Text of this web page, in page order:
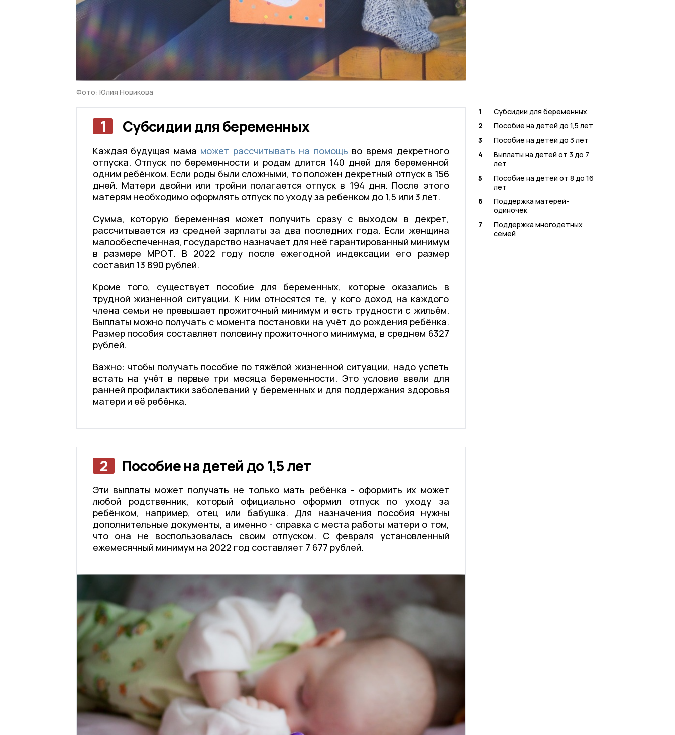
Фото: Юлия Новикова
1 Субсидии для беременных
Каждая будущая мама может рассчитывать на помощь во время декретного
отпуска. Отпуск по беременности и родам длится 140 дней для беременной
одним ребёнком. Если роды были сложными, то положен декретный отпуск в 156
дней. Матери двойни или тройни полагается отпуск в 194 дня. После этого
матерям необходимо оформлять отпуск по уходу за ребенком до 1,5 или 3 лет.
Сумма, которую беременная может получить сразу с выходом в декрет,
рассчитывается из средней зарплаты за два последних года. Если женщина
малообеспеченная, государство назначает для неё гарантированный минимум
в размере МРОТ. В 2022 году после ежегодной индексации его размер
составил 13 890 рублей.
Кроме того, существует пособие для беременных, которые оказались в
трудной жизненной ситуации. К ним относятся те, у кого доход на каждого
члена семьи не превышает прожиточный минимум и есть трудности с жильём.
Выплаты можно получать с момента постановки на учёт до рождения ребёнка.
Размер пособия составляет половину прожиточного минимума, в среднем 6327
рублей.
Важно: чтобы получать пособие по тяжёлой жизненной ситуации, надо успеть
встать на учёт в первые три месяца беременности. Это условие ввели для
ранней профилактики заболеваний у беременных и для поддержания здоровья
матери и её ребёнка.
2 Пособие на детей до 1,5 лет
Эти выплаты может получать не только мать ребёнка - оформить их может
любой родственник, который официально оформил отпуск по уходу за
ребёнком, например, отец или бабушка. Для назначения пособия нужны
дополнительные документы, а именно - справка с места работы матери о том,
что она не воспользовалась своим отпуском. С февраля установленный
ежемесячный минимум на 2022 год составляет 7 677 рублей.
1
Субсидии для беременных
2
Пособие на детей до 1,5 лет
3
Пособие на детей до 3 лет
4
Выплаты на детей от 3 до 7
лет
5
Пособие на детей от 8 до 16
лет
6
Поддержка матерей-
одиночек
7
Поддержка многодетных
семей